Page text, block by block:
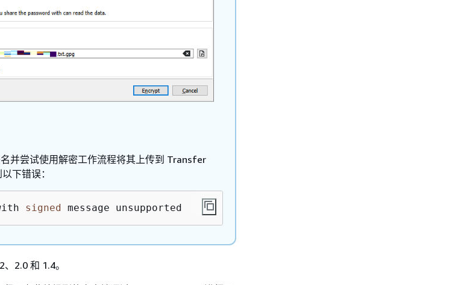
并尝试使用解密工作流程将其上传到 Transfer
下错误：
signed message unsupported
2.0 和 1.4。